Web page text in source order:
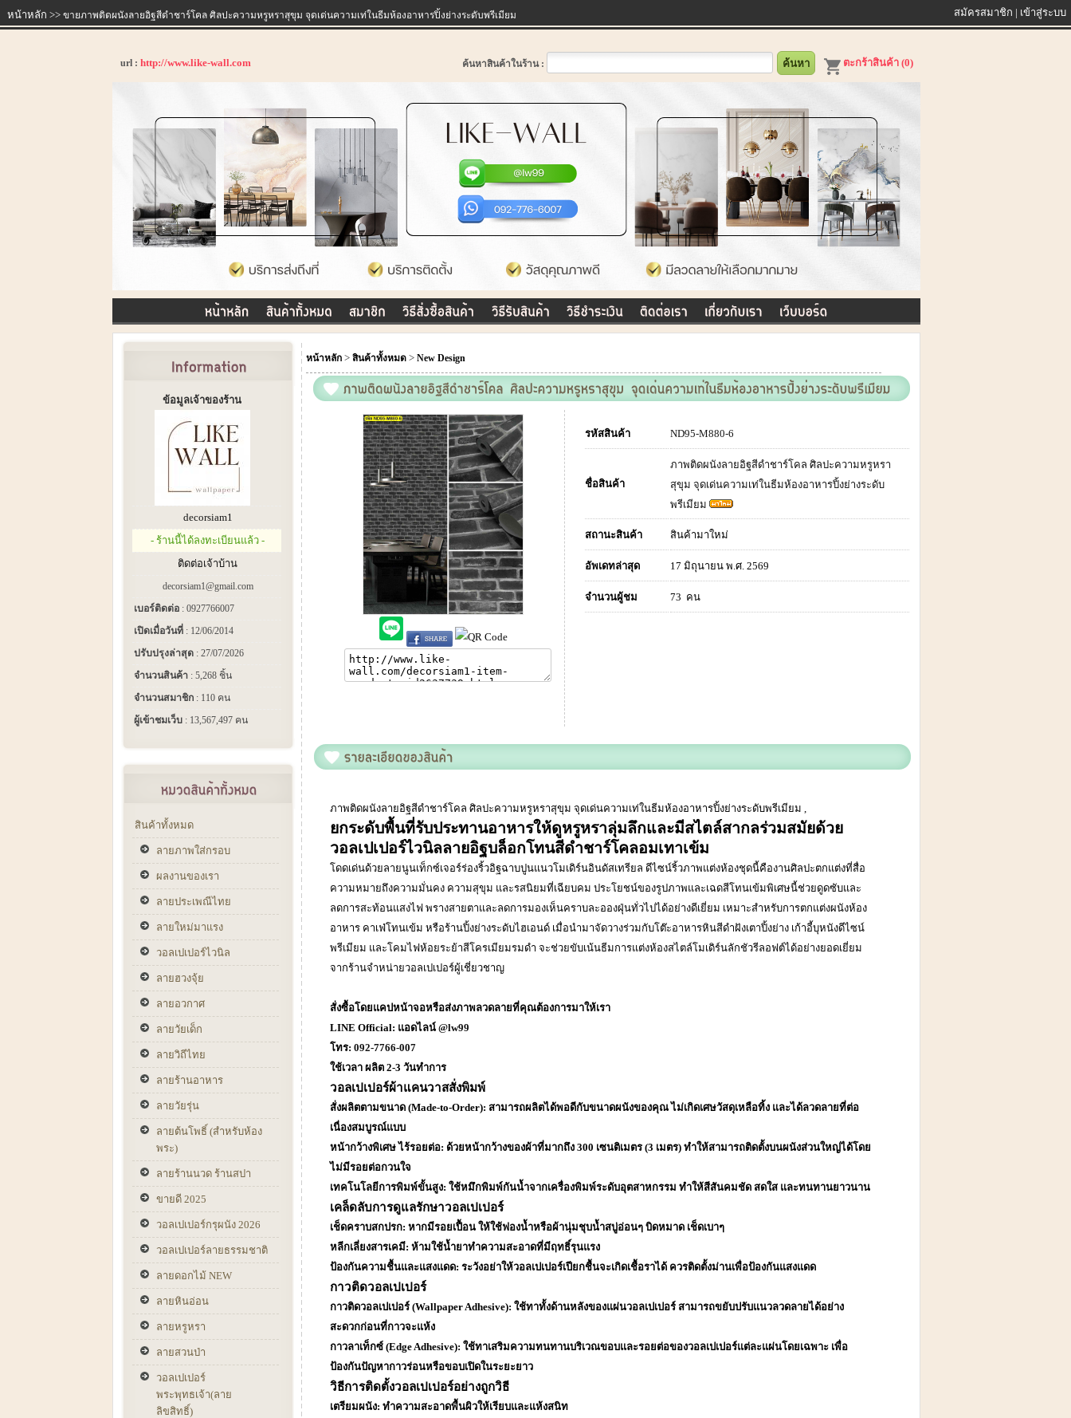
หน้าหลัก >> ขายภาพติดผนังลายอิฐสีดำชาร์โคล ศิลปะความหรูหราสุขุม จุดเด่นความเท่ในธีมห้องอาหารปิ้งย่างระดับพรีเมียม สมัครสมาชิก | เข้าสู่ระบบ
ตะกร้าสินค้า (0)
url : http://www.like-wall.com ค้นหาสินค้าในร้าน :
ข้อมูลเจ้าของร้าน
decorsiam1
- ร้านนี้ได้ลงทะเบียนแล้ว -
ติดต่อเจ้าบ้าน
decorsiam1@gmail.com
เบอร์ติดต่อ : 0927766007
เปิดเมื่อวันที่ : 12/06/2014
ปรับปรุงล่าสุด : 27/07/2026
จำนวนสินค้า : 5,268 ชิ้น
จำนวนสมาชิก : 110 คน
ผู้เข้าชมเว็บ : 13,567,497 คน
สินค้าทั้งหมด
ลายภาพใส่กรอบ
ผลงานของเรา
ลายประเพณีไทย
ลายใหม่มาแรง
วอลเปเปอร์ไวนิล
ลายฮวงจุ้ย
ลายอวกาศ
ลายวัยเด็ก
ลายวิถีไทย
ลายร้านอาหาร
ลายวัยรุ่น
ลายต้นโพธิ์ (สำหรับห้อง
พระ)
ลายร้านนวด ร้านสปา
ขายดี 2025
วอลเปเปอร์กรุผนัง 2026
วอลเปเปอร์ลายธรรมชาติ
ลายดอกไม้ NEW
ลายหินอ่อน
ลายหรูหรา
ลายสวนป่า
วอลเปเปอร์
พระพุทธเจ้า(ลาย
ลิขสิทธิ์)
หน้าหลัก > สินค้าทั้งหมด > New Design
รหัสสินค้า ND95-M880-6
ชื่อสินค้า
ภาพติดผนังลายอิฐสีดำชาร์โคล ศิลปะความหรูหรา
สุขุม จุดเด่นความเท่ในธีมห้องอาหารปิ้งย่างระดับ
พรีเมียม
สถานะสินค้า สินค้ามาใหม่
อัพเดทล่าสุด 17 มิถุนายน พ.ศ. 2569
จำนวนผู้ชม 73 คน
ภาพติดผนังลายอิฐสีดำชาร์โคล ศิลปะความหรูหราสุขุม จุดเด่นความเท่ในธีมห้องอาหารปิ้งย่างระดับพรีเมียม ,
ยกระดับพื้นที่รับประทานอาหารให้ดูหรูหราลุ่มลึกและมีสไตล์สากลร่วมสมัยด้วย
วอลเปเปอร์ไวนิลลายอิฐบล็อกโทนสีดำชาร์โคลอมเทาเข้ม
โดดเด่นด้วยลายนูนเท็กซ์เจอร์ร่องริ้วอิฐฉาบปูนแนวโมเดิร์นอินดัสเทรียล ดีไซน์ริ้วภาพแต่งห้องชุดนี้คืองานศิลปะตกแต่งที่สื่อ
ความหมายถึงความมั่นคง ความสุขุม และรสนิยมที่เฉียบคม ประโยชน์ของรูปภาพและเฉดสีโทนเข้มพิเศษนี้ช่วยดูดซับและ
ลดการสะท้อนแสงไฟ พรางสายตาและลดการมองเห็นคราบละอองฝุ่นทั่วไปได้อย่างดีเยี่ยม เหมาะสำหรับการตกแต่งผนังห้อง
อาหาร คาเฟ่โทนเข้ม หรือร้านปิ้งย่างระดับไฮเอนด์ เมื่อนำมาจัดวางร่วมกับโต๊ะอาหารหินสีดำฝังเตาปิ้งย่าง เก้าอี้บุหนังดีไซน์
พรีเมียม และโคมไฟห้อยระย้าสีโครเมียมรมดำ จะช่วยขับเน้นธีมการแต่งห้องสไตล์โมเดิร์นลักชัวรีลอฟต์ได้อย่างยอดเยี่ยม
จากร้านจำหน่ายวอลเปเปอร์ผู้เชี่ยวชาญ
สั่งซื้อโดยแคปหน้าจอหรือส่งภาพลวดลายที่คุณต้องการมาให้เรา
LINE Official: แอดไลน์ @lw99
โทร: 092-7766-007
ใช้เวลา ผลิต 2-3 วันทำการ
วอลเปเปอร์ผ้าแคนวาสสั่งพิมพ์
สั่งผลิตตามขนาด (Made-to-Order): สามารถผลิตได้พอดีกับขนาดผนังของคุณ ไม่เกิดเศษวัสดุเหลือทิ้ง และได้ลวดลายที่ต่อ
เนื่องสมบูรณ์แบบ
หน้ากว้างพิเศษ ไร้รอยต่อ: ด้วยหน้ากว้างของผ้าที่มากถึง 300 เซนติเมตร (3 เมตร) ทำให้สามารถติดตั้งบนผนังส่วนใหญ่ได้โดย
ไม่มีรอยต่อกวนใจ
เทคโนโลยีการพิมพ์ขั้นสูง: ใช้หมึกพิมพ์กันน้ำจากเครื่องพิมพ์ระดับอุตสาหกรรม ทำให้สีสันคมชัด สดใส และทนทานยาวนาน
เคล็ดลับการดูแลรักษาวอลเปเปอร์
เช็ดคราบสกปรก: หากมีรอยเปื้อน ให้ใช้ฟองน้ำหรือผ้านุ่มชุบน้ำสบู่อ่อนๆ บิดหมาด เช็ดเบาๆ
หลีกเลี่ยงสารเคมี: ห้ามใช้น้ำยาทำความสะอาดที่มีฤทธิ์รุนแรง
ป้องกันความชื้นและแสงแดด: ระวังอย่าให้วอลเปเปอร์เปียกชื้นจะเกิดเชื้อราได้ ควรติดตั้งม่านเพื่อป้องกันแสงแดด
กาวติดวอลเปเปอร์
กาวติดวอลเปเปอร์ (Wallpaper Adhesive): ใช้ทาทั้งด้านหลังของแผ่นวอลเปเปอร์ สามารถขยับปรับแนวลวดลายได้อย่าง
สะดวกก่อนที่กาวจะแห้ง
กาวลาเท็กซ์ (Edge Adhesive): ใช้ทาเสริมความทนทานบริเวณขอบและรอยต่อของวอลเปเปอร์แต่ละแผ่นโดยเฉพาะ เพื่อ
ป้องกันปัญหากาวร่อนหรือขอบเปิดในระยะยาว
วิธีการติดตั้งวอลเปเปอร์อย่างถูกวิธี
เตรียมผนัง: ทำความสะอาดพื้นผิวให้เรียบและแห้งสนิท